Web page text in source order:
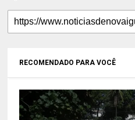
RECOMENDADO PARA VOCÊ